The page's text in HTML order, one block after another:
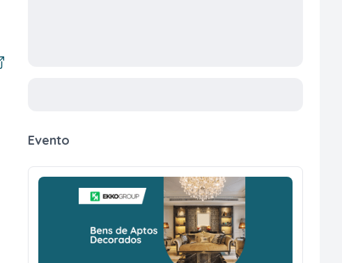
Evento